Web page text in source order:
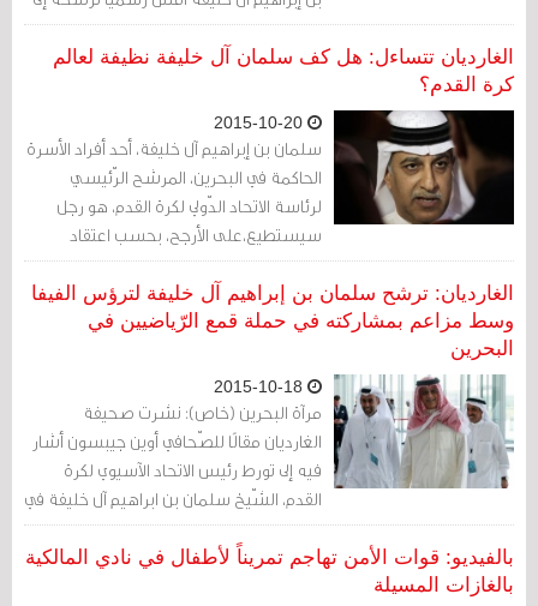
انتخابات رئاسة الـ "فيفا" المقررة في 26
فبراير/ شباط 2016، بعدما أعلن نيته في
يحصل.
الغارديان تتساءل: هل كف سلمان آل خليفة نظيفة لعالم
كرة القدم؟
سلمان بن إبراهيم آل خليفة، أحد أفراد الأسرة
الحاكمة في البحرين، المرشح الرّئيسي
لرئاسة الاتحاد الدّولي لكرة القدم، هو رجل
سيستطيع،على الأرجح، بحسب اعتقاد
الرّئيس السابق للفيفا " إزالة اتهامات الفساد
المحيطة بالاتحاد الدّولي لكرة القدم"، على
الرّغم من تلك المحيطة به على خلفية دوره
شباط 2011.
الغارديان: ترشح سلمان بن إبراهيم آل خليفة لترؤس الفيفا
وسط مزاعم بمشاركته في حملة قمع الرّياضيين في
البحرين
مرآة البحرين (خاص): نشرت صحيفة
الغارديان مقالًا للصّحافي أوين جيبسون أشار
فيه إلى تورط رئيس الاتحاد الآسيوي لكرة
القدم، الشّيخ سلمان بن ابراهيم آل خليفة في
حملة القمع في البحرين، بعد أنباء عن نيته
الترشيح لرئاسة الاتحاد الدولي لكرة القدم
بالفيديو: قوات الأمن تهاجم تمريناً لأطفال في نادي المالكية
بالغازات المسيلة